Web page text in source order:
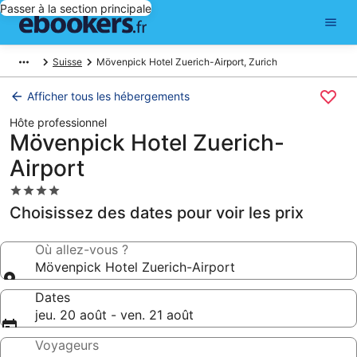
Passer à la section principale
Suisse Mövenpick Hotel Zuerich-Airport, Zurich
Afficher tous les hébergements
Hôte professionnel
Mövenpick Hotel Zuerich-
Airport
Hébergement
4.0 étoiles
Choisissez des dates pour voir les prix
Où allez-vous ?
Mövenpick Hotel Zuerich-Airport
Dates
jeu. 20 août - ven. 21 août
Voyageurs